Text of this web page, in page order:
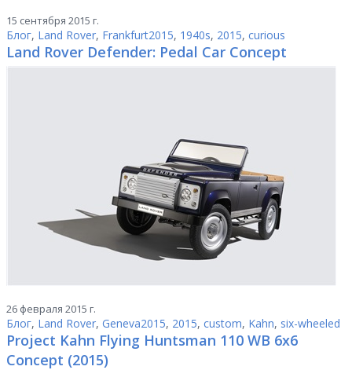
15 сентября 2015 г.
Блог, Land Rover, Frankfurt2015, 1940s, 2015, curious
Land Rover Defender: Pedal Car Concept
26 февраля 2015 г.
Блог, Land Rover, Geneva2015, 2015, custom, Kahn, six-wheeled
Project Kahn Flying Huntsman 110 WB 6x6
Concept (2015)